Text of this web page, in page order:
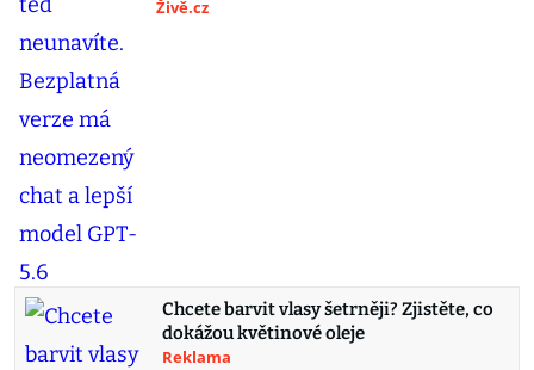
Živě.cz
Chcete barvit vlasy šetrněji? Zjistěte, co
dokážou květinové oleje
Reklama